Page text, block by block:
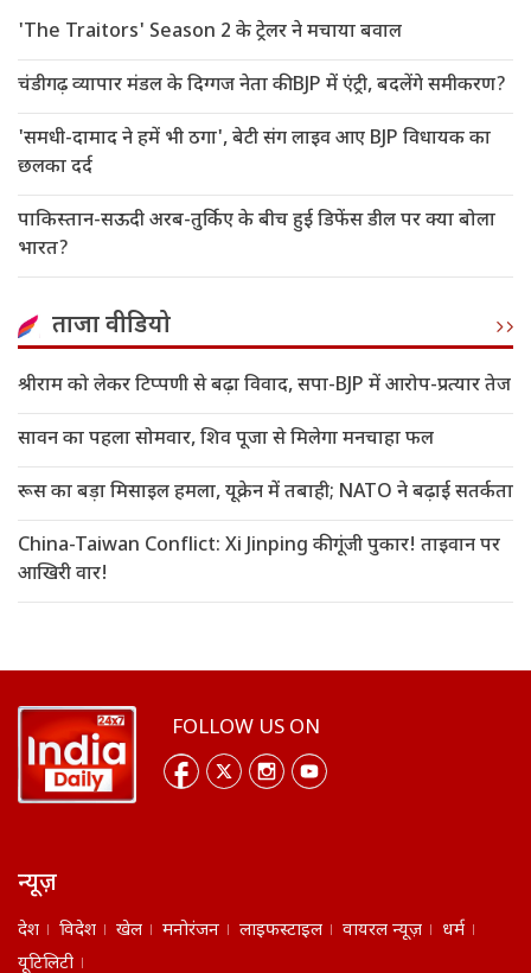
'The Traitors' Season 2 के ट्रेलर ने मचाया बवाल
चंडीगढ़ व्यापार मंडल के दिग्गज नेता की BJP में एंट्री, बदलेंगे समीकरण?
'समधी-दामाद ने हमें भी ठगा', बेटी संग लाइव आए BJP विधायक का
छलका दर्द
पाकिस्तान-सऊदी अरब-तुर्किए के बीच हुई डिफेंस डील पर क्या बोला
भारत?
ताजा वीडियो
श्रीराम को लेकर टिप्पणी से बढ़ा विवाद, सपा-BJP में आरोप-प्रत्यार तेज
सावन का पहला सोमवार, शिव पूजा से मिलेगा मनचाहा फल
रूस का बड़ा मिसाइल हमला, यूक्रेन में तबाही; NATO ने बढ़ाई सतर्कता
China-Taiwan Conflict: Xi Jinping की गूंजी पुकार! ताइवान पर
आखिरी वार!
FOLLOW US ON
न्यूज़
देश विदेश खेल मनोरंजन लाइफस्टाइल वायरल न्यूज़
धर्म
यूटिलिटी